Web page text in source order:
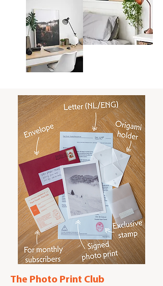
The Photo Print Club